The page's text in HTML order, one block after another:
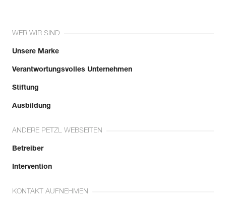
WER WIR SIND
Unsere Marke
Verantwortungsvolles Unternehmen
Stiftung
Ausbildung
ANDERE PETZL WEBSEITEN
Betreiber
Intervention
KONTAKT AUFNEHMEN